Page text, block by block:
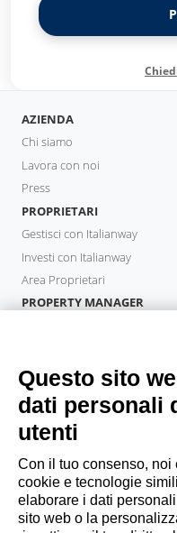
AZIENDA
Chi siamo
Lavora con noi
Press
PROPRIETARI
Gestisci con Italianway
Investi con Italianway
Area Proprietari
PROPERTY MANAGER
OSPITI
Prenota un soggiorno
Soggiorni lunghi
Esperienze per gli ospiti
Sconti per gli ospiti
Convenzioni per Aziende
Questo sito
dati personali
utenti
Con il tuo consenso, noi
cookie e tecnologie
elaborare i dati
sito web o la